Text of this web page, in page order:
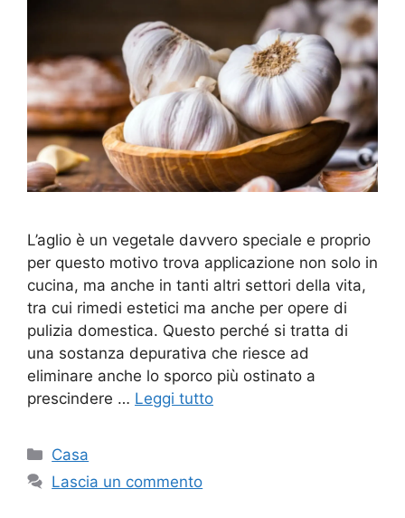
L’aglio è un vegetale davvero speciale e proprio
per questo motivo trova applicazione non solo in
cucina, ma anche in tanti altri settori della vita,
tra cui rimedi estetici ma anche per opere di
pulizia domestica. Questo perché si tratta di
una sostanza depurativa che riesce ad
eliminare anche lo sporco più ostinato a
prescindere … Leggi tutto
Categorie
Casa
Lascia un commento